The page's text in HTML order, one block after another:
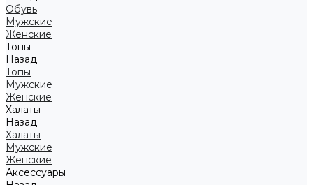
Обувь
Мужские
Женские
Топы
Назад
Топы
Мужские
Женские
Халаты
Назад
Халаты
Мужские
Женские
Аксессуары